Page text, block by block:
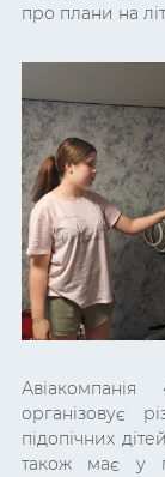
про плани на
Авіакомпанія
організовує
підопічних
також має у